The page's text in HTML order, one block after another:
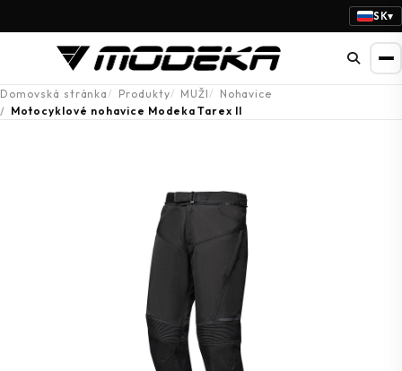
SK▾
Domovská stránka Produkty MUŽI
Nohavice
Motocyklové nohavice Modeka Tarex II